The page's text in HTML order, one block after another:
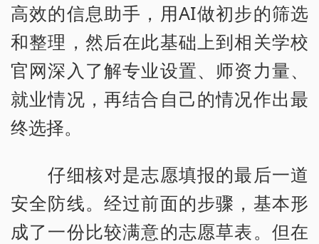
高效的信息助手，用AI做初步的筛选
和整理，然后在此基础上到相关学校
官网深入了解专业设置、师资力量、
就业情况，再结合自己的情况作出最
终选择。
仔细核对是志愿填报的最后一道
安全防线。经过前面的步骤，基本形
成了一份比较满意的志愿草表。但在